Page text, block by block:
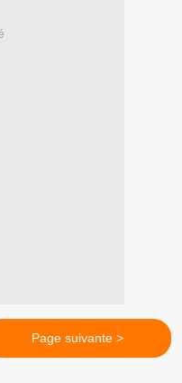
Page suivante >